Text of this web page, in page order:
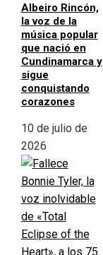
Albeiro Rincón,
la voz de la
música popular
que nació en
Cundinamarca y
sigue
conquistando
corazones
10 de julio de
2026